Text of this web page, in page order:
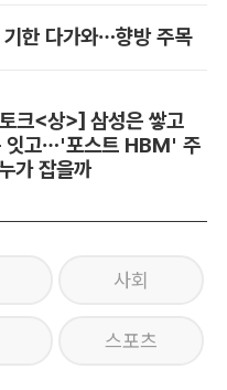
기한 다가와…향방 주목
크<상>] 삼성은 쌓고
잇고…'포스트 HBM' 주
가 잡을까
사회
스포츠